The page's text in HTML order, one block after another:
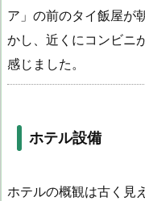
ア」の前のタイ飯屋が
かし、近くにコンビニ
感じました。
ホテル設備
ホテルの概観は古く見